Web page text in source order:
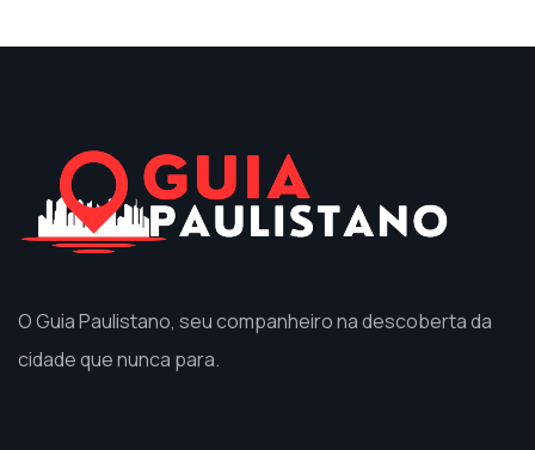
O Guia Paulistano, seu companheiro na descoberta da
cidade que nunca para.